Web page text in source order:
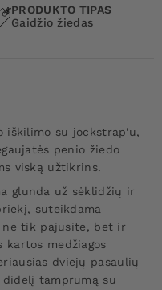
PRODUKTO TIPAS
Gaidžio žiedas
iškilimo su jockstrap'u,
penio žiedo
viską užtikrins.
glunda už sėklidžių ir
suteikdama
ne tik pajusite, bet ir
kartos medžiagos
dviejų pasaulių
didelį tamprumą su